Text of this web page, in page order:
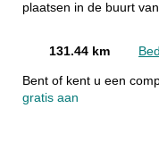
plaatsen in de buurt
131.44 km
Bent of kent u een
gratis aan